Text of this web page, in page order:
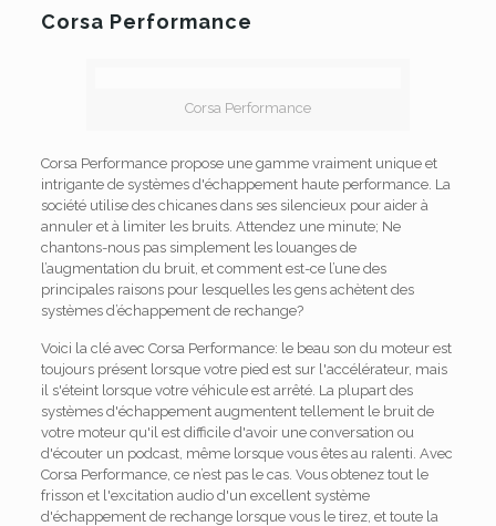
Corsa Performance
Corsa Performance
Corsa Performance propose une gamme vraiment unique et
intrigante de systèmes d'échappement haute performance. La
société utilise des chicanes dans ses silencieux pour aider à
annuler et à limiter les bruits. Attendez une minute; Ne
chantons-nous pas simplement les louanges de
l’augmentation du bruit, et comment est-ce l’une des
principales raisons pour lesquelles les gens achètent des
systèmes d’échappement de rechange?
Voici la clé avec Corsa Performance: le beau son du moteur est
toujours présent lorsque votre pied est sur l'accélérateur, mais
il s'éteint lorsque votre véhicule est arrêté. La plupart des
systèmes d'échappement augmentent tellement le bruit de
votre moteur qu'il est difficile d'avoir une conversation ou
d'écouter un podcast, même lorsque vous êtes au ralenti. Avec
Corsa Performance, ce n’est pas le cas. Vous obtenez tout le
frisson et l'excitation audio d'un excellent système
d'échappement de rechange lorsque vous le tirez, et toute la